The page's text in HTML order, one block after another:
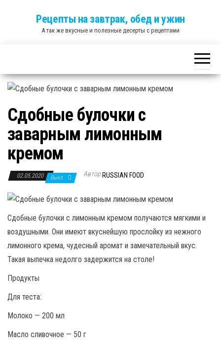
Рецепты на завтрак, обед и ужин
А так же вкусные и полезные десерты с рецептами
Сдобные булочки с
заварным лимонным
кремом
02.05.2020 Выкл. Автор RUSSIAN FOOD
Сдобные булочки с лимонным кремом получаются мягкими и
воздушными. Они имеют вкуснейшую прослойку из нежного
лимонного крема, чудесный аромат и замечательный вкус.
Такая выпечка недолго задержится на столе!
Продукты
Для теста:
Молоко — 200 мл
Масло сливочное — 50 г